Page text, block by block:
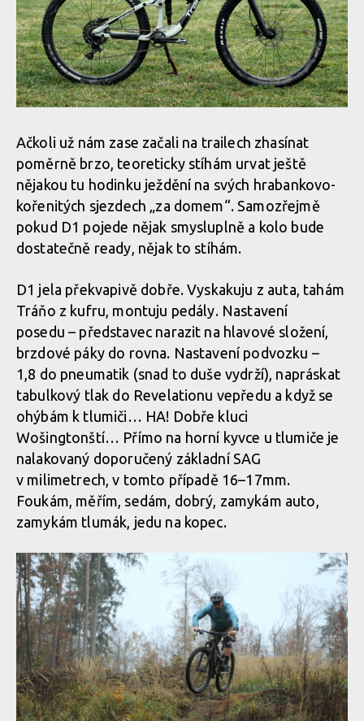
Ačkoli už nám zase začali na trailech zhasínat
poměrně brzo, teoreticky stíhám urvat ještě
nějakou tu hodinku ježdění na svých hrabankovo-
kořenitých sjezdech „za domem“. Samozřejmě
pokud D1 pojede nějak smysluplně a kolo bude
dostatečně ready, nějak to stíhám.
D1 jela překvapivě dobře. Vyskakuju z auta, tahám
Tráňo z kufru, montuju pedály. Nastavení
posedu – představec narazit na hlavové složení,
brzdové páky do rovna. Nastavení podvozku –
1,8 do pneumatik (snad to duše vydrží), napráskat
tabulkový tlak do Revelationu vepředu a když se
ohýbám k tlumiči… HA! Dobře kluci
Wošingtonští… Přímo na horní kyvce u tlumiče je
nalakovaný doporučený základní SAG
v milimetrech, v tomto případě 16–17mm.
Foukám, měřím, sedám, dobrý, zamykám auto,
zamykám tlumák, jedu na kopec.